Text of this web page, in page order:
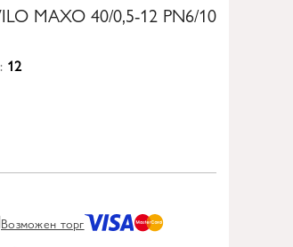
MAXO 40/0,5-12 PN6/10
12
Возможен торг